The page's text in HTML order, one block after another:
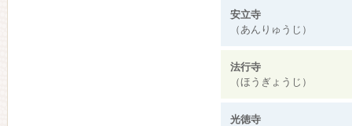
安立寺
（あんりゅうじ）
法行寺
（ほうぎょうじ）
光徳寺